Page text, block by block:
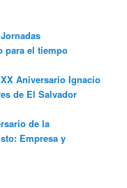
para el tiempo
Aniversario Ignacio
de El Salvador
de la
Empresa y